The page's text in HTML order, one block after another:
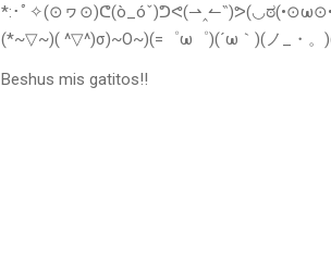
n
t
r
*:･ﾟ✧(⊙ヮ
(*~▽~)( ^▽^)σ)~O~)(=゜ω゜)(´ω｀)(ノ_・。
Beshus mis gatitos!!